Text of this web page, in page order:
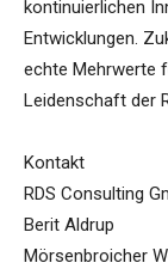
kontinuierlichen
Entwicklungen.
echte Mehrwerte
Leidenschaft der
Kontakt
RDS Consulting
Berit Aldrup
Mörsenbroicher